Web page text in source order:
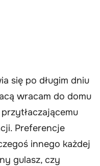
się po długim dniu
wracam do domu
Preferencje
innego każdej
gulasz, czy